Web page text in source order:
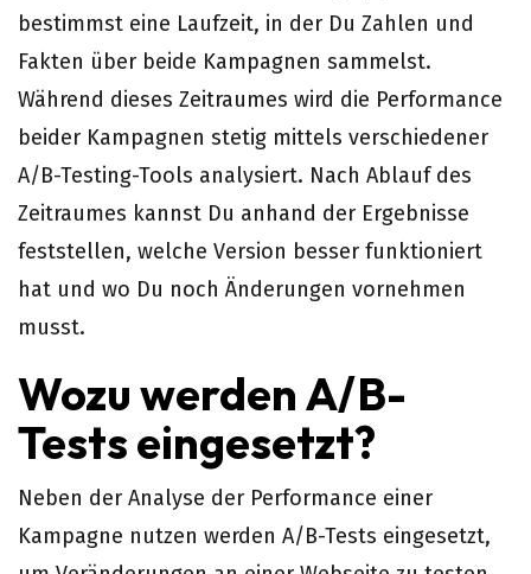
bestimmst eine Laufzeit, in der Du Zahlen und
Fakten über beide Kampagnen sammelst.
Während dieses Zeitraumes wird die Performance
beider Kampagnen stetig mittels verschiedener
A/B-Testing-Tools analysiert. Nach Ablauf des
Zeitraumes kannst Du anhand der Ergebnisse
feststellen, welche Version besser funktioniert
hat und wo Du noch Änderungen vornehmen
musst.
Wozu werden A/B-
Tests eingesetzt?
Neben der Analyse der Performance einer
Kampagne nutzen werden A/B-Tests eingesetzt,